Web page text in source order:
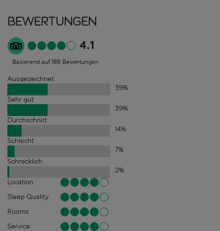
Bewertungen
4.1
Basierend auf 189 Bewertungen
Ausgezeichnet
39%
Sehr gut
39%
Durchschnitt
14%
Schlecht
7%
Schrecklich
2%
Location
Sleep Quality
Rooms
Service